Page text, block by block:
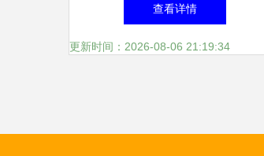
查看详情
更新时间：2026-08-06 21:19:34